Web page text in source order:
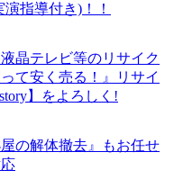
指導付き)！！
晶テレビ等のリサイク
て安く売る！』リサイ
】をよろしく!
の解体撤去』もお任せ